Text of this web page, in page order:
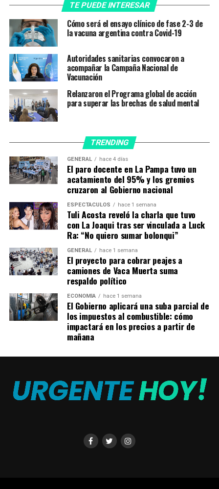
Vizzotti destacó en este marco el valor de la vacunación
para que, aún habiendo contagios de coronavirus, los
«casos sean leves», se «baje la mortalidad» y el sistema
de salud pueda «dar respuesta sin tensión».
«Si se difieren los 21 días» entre la aplicación de la
primera y la segunda dosis de la vacuna contra el
coronavirus, «no es para preocuparse», aseguró Vizzotti
Incluso aclaró que «si se difieren los 21 días» entre la
contra el coronavirus, «no es para preocuparse» y
afirmó que a medida que vayan llegando más dosis del
exterior «se va a ir citando» a los que les corresponde la
segunda dosis.
Fernández de ponerse «a la cabeza de la lucha contra el
coronavirus» desde el inicio de la pandemia, en marzo de
2020, con todas las medidas necesarias.
Dijo que por ese motivo este jueves transmitió un
mensaje por cadena nacional a toda la ciudadanía
para contar lo que se está haciendo desde el Estado,
y brindar tranquilidad, pero también para pedir que
la sociedad «siga cuidándose».
Vizzotti ratificó que Argentina trabaja para que sigan
llegando las vacunas que permitan proteger a la
posibilidad concreta», siguiendo la lógica de lo que
En este marco, transmitió el «consenso» que existe en el
«traer al país nuevas cepas» de coronavirus.
TE PUEDE INTERESAR
Cómo será el ensayo clínico de fase 2-3 de
la vacuna argentina contra Covid-19
Autoridades sanitarias convocaron a
acompañar la Campaña Nacional de
Vacunación
Relanzaron el Programa global de acción
para superar las brechas de salud mental
TRENDING
GENERAL hace 4 días
El paro docente en La Pampa tuvo un
acatamiento del 95% y los gremios
cruzaron al Gobierno nacional
ESPECTÁCULOS hace 1 semana
Tuli Acosta reveló la charla que tuvo
con La Joaqui tras ser vinculada a Luck
Ra: “No quiero sumar bolonqui”
GENERAL hace 1 semana
El proyecto para cobrar peajes a
camiones de Vaca Muerta suma
respaldo político
ECONOMÍA hace 1 semana
El Gobierno aplicará una suba parcial de
los impuestos al combustible: cómo
impactará en los precios a partir de
mañana